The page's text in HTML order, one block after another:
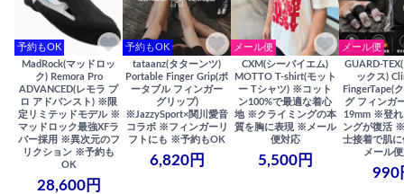
予約もOK
MadRock(マッドロッ
ク) Remora Pro
ADVANCED(レモラ プ
ロ アドバンスト) ※限
定リミテッドモデル ※
マッドロック最強XFラ
バー採用 ※異次元のフ
リクション ※予約も
OK
28,600円
予約もOK
tataanz(タターンツ)
Portable Finger Grip(ポ
ータブル フィンガー
グリップ)
※JazzySport×関川愛音
コラボ ※フィンガーリ
フトにも ※予約もOK
6,820円
メール便
CXM(シーバイエム)
MOTTO T-shirt(モット
ー Tシャツ) ※コット
ン100%で最適な着心
地 ※クライミングの本
質を胸に表現 ※メール
便対応
5,500円
メール便
GUARD-
ックス)
FingerTape(
グ フィンガ
19mm ※登れ
ングが復活
士接着で肌
メール
990